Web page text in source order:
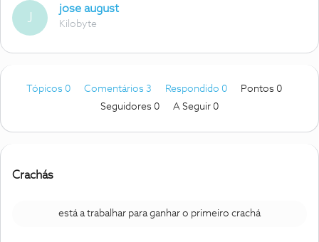
J
jose august
Kilobyte
Tópicos 0 Comentários 3 Respondido 0
Pontos 0
Seguidores 0 A Seguir 0
Crachás
está a trabalhar para ganhar o primeiro crachá